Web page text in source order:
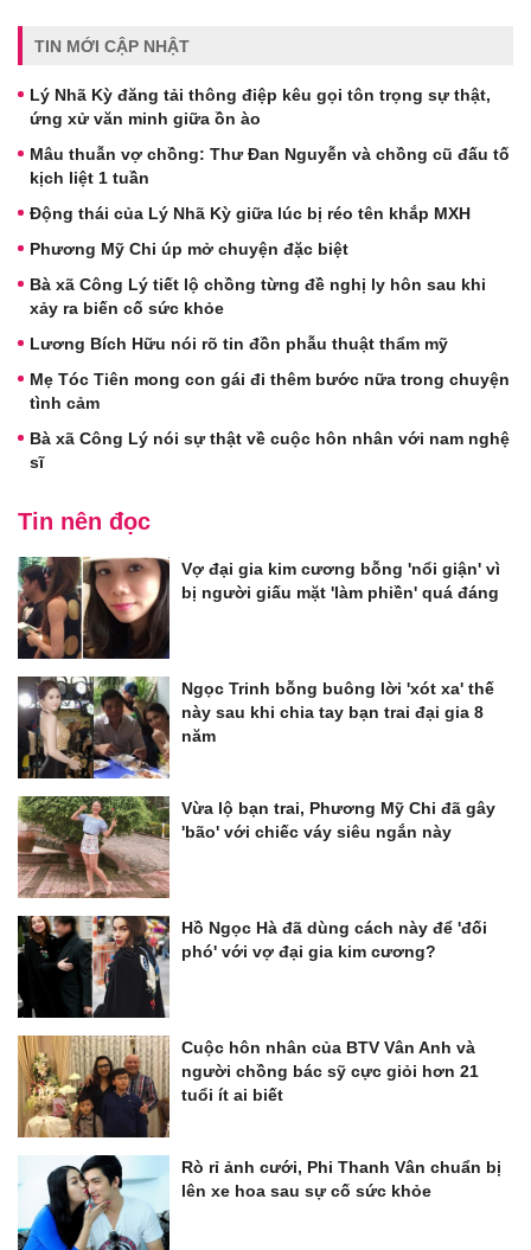
TIN MỚI CẬP NHẬT
Lý Nhã Kỳ đăng tải thông điệp kêu gọi tôn trọng sự thật,
ứng xử văn minh giữa ồn ào
Mâu thuẫn vợ chồng: Thư Đan Nguyễn và chồng cũ đấu tố
kịch liệt 1 tuần
Động thái của Lý Nhã Kỳ giữa lúc bị réo tên khắp MXH
Phương Mỹ Chi úp mở chuyện đặc biệt
Bà xã Công Lý tiết lộ chồng từng đề nghị ly hôn sau khi
xảy ra biến cố sức khỏe
Lương Bích Hữu nói rõ tin đồn phẫu thuật thẩm mỹ
Mẹ Tóc Tiên mong con gái đi thêm bước nữa trong chuyện
tình cảm
Bà xã Công Lý nói sự thật về cuộc hôn nhân với nam nghệ
sĩ
Tin nên đọc
Vợ đại gia kim cương bỗng 'nổi giận' vì
bị người giấu mặt 'làm phiền' quá đáng
Ngọc Trinh bỗng buông lời 'xót xa' thế
này sau khi chia tay bạn trai đại gia 8
năm
Vừa lộ bạn trai, Phương Mỹ Chi đã gây
'bão' với chiếc váy siêu ngắn này
Hồ Ngọc Hà đã dùng cách này để 'đối
phó' với vợ đại gia kim cương?
Cuộc hôn nhân của BTV Vân Anh và
người chồng bác sỹ cực giỏi hơn 21
tuổi ít ai biết
Rò rỉ ảnh cưới, Phi Thanh Vân chuẩn bị
lên xe hoa sau sự cố sức khỏe